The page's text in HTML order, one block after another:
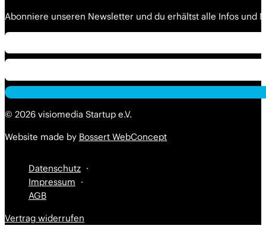
Abonniere unseren Newsletter und du erhältst alle Infos und
© 2026 visiomedia Startup e.V.
Website made by Bossert WebConcept
Datenschutz
Impressum
AGB
Vertrag widerrufen